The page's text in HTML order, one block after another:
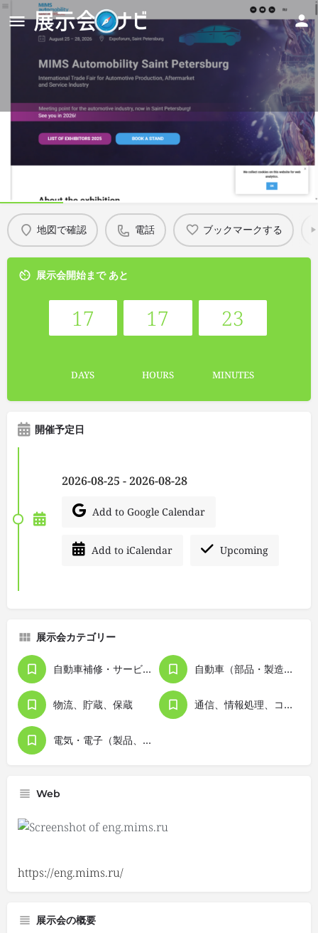
MIMS Automobility Saint
Petersburg 2026
地図で確認 電話 ブックマークする
展示会開始まで あと
17
DAYS
17
HOURS
23
MINUTES
開催予定日
2026-08-25 - 2026-08-28
Add to Google Calendar
Add to iCalendar Upcoming
展示会カテゴリー
自動車補修・サービス用品 自動車（部品・製造関連機器含む）
物流、貯蔵、保蔵 通信、情報処理、コンピュータ
電気・電子（製品、機器）
Web
https://eng.mims.ru/
展示会の概要